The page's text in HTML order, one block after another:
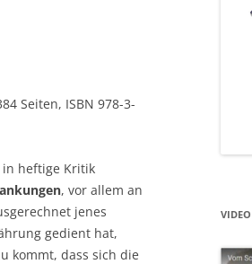
Seiten, ISBN 978-3-
heftige Kritik
, vor allem an
jenes
gedient hat,
kommt, dass sich die
VIDEO